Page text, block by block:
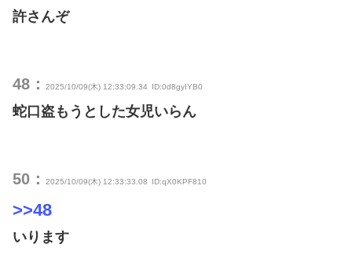
許さんぞ
48： 2025/10/09(木) 12:33:09.34 ID:0d8gyIYB0
蛇口盗もうとした女児いらん
50： 2025/10/09(木) 12:33:33.08 ID:qX0KPF810
>>48
いります